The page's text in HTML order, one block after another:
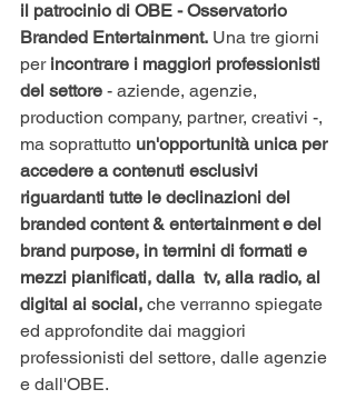
il patrocinio di OBE - Osservatorio
Branded Entertainment. Una tre giorni
per incontrare i maggiori professionisti
del settore - aziende, agenzie,
production company, partner, creativi -,
ma soprattutto un'opportunità unica per
accedere a contenuti esclusivi
riguardanti tutte le declinazioni del
branded content & entertainment e del
brand purpose, in termini di formati e
mezzi pianificati, dalla  tv, alla radio, al
digital ai social, che verranno spiegate
ed approfondite dai maggiori
professionisti del settore, dalle agenzie
e dall'OBE.